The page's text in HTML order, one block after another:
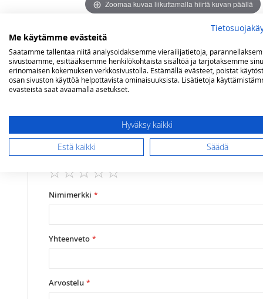
Zoomaa kuvaa liikuttamalla hiirtä kuvan päällä
Arvostelut
Olet arvostelemassa:
Arviosi
Rating
star
stars
stars
stars
stars
Nimimerkki
Yhteenveto
Arvostelu
Me käytämme evästeitä
Saatamme tallentaa niitä analysoidaksemme vierailijatietoja,
sivustoamme, esittääksemme henkilökohtaista sisältöä ja tarjotaksemme
erinomaisen kokemuksen verkkosivustolla. Estämällä evästeet, poistat
osan sivuston käyttöä helpottavista ominaisuuksista. Lisätietoja
evästeistä saat avaamalla asetukset.
Hyväksy kaikki
Estä kaikki Säädä